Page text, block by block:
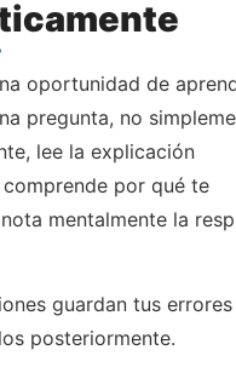
oportunidad de
pregunta, no
lee la explicación
por qué te
mentalmente la
guardan tus
posteriormente.